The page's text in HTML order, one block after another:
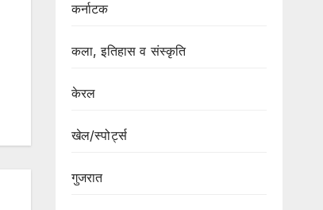
कर्नाटक
कला, इतिहास व संस्कृति
केरल
खेल/स्पोर्ट्स
गुजरात